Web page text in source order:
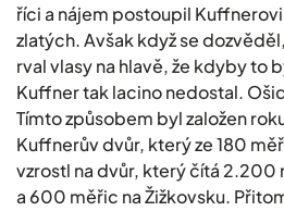
říci a nájem postoupil
zlatých. Avšak když se
rval vlasy na hlavě, že kdyby to
Kuffner tak lacino nedostal.
Tímto způsobem byl založen
Kuffnerův dvůr, který ze 180
vzrostl na dvůr, který čítá 2.200
a 600 měřic na Žižkovsku.